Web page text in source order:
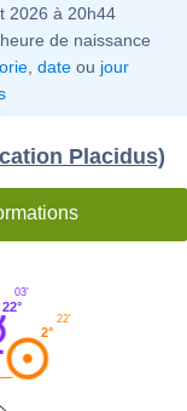
2026 à 20h44
de naissance
date ou jour
Placidus)
2°
22'
22°
03'